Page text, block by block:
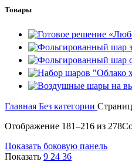
Товары
Главная Без категории
Отображение 181–216 из 278
Показать боковую панель
Показать 9 24 36